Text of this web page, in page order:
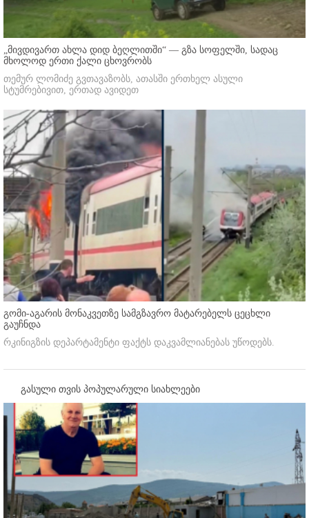
„მივდივართ ახლა დიდ ბეღლითში“ — გზა სოფელში, სადაც
მხოლოდ ერთი ქალი ცხოვრობს
თემურ ლომიძე გვთავაზობს, ათასში ერთხელ ასული
სტუმრებივით, ერთად ავიდეთ
გომი-აგარის მონაკვეთზე სამგზავრო მატარებელს ცეცხლი
გაუჩნდა
რკინიგზის დეპარტამენტი ფაქტს დაკვამლიანებას უწოდებს.
გასული თვის პოპულარული სიახლეები